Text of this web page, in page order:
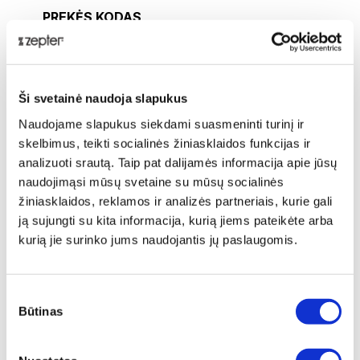
Ši svetainė naudoja slapukus
Naudojame slapukus siekdami suasmeninti turinį ir
skelbimus, teikti socialinės žiniasklaidos funkcijas ir
analizuoti srautą. Taip pat dalijamės informacija apie jūsų
naudojimąsi mūsų svetaine su mūsų socialinės
žiniasklaidos, reklamos ir analizės partneriais, kurie gali
ją sujungti su kita informacija, kurią jiems pateikėte arba
kurią jie surinko jums naudojantis jų paslaugomis.
pasirinkimas
Būtinas
PREKĖS KODAS
PNK-713
Intensyvus Kūno Kremas „La Danza“
BENDRAS SVORIS [KG]
0,48
GRYNASIS SVORIS [KG]
0,44
GAMINTOJAS
40A, LT-03163 Vilnius